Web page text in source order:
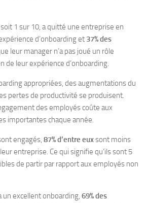
1 sur 10, a quitté une entreprise en
d’onboarding et 37% des
leur manager n’a pas joué un rôle
de leur expérience d’onboarding.
appropriées, des augmentations du
pertes de productivité se produisent.
des employés coûte aux
importantes chaque année.
engagés, 87% d’entre euxsont moins
entreprise. Ce qui signifie qu’ils sont 5
de partir par rapport aux employés non
un excellent onboarding, 69% des